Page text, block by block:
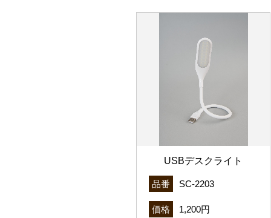
USBデスクライト
品番 SC-2203
価格 1,200円